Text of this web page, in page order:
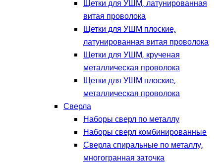
Щетки для УШМ, латунированная
витая проволока
Щетки для УШМ плоские,
латунированная витая проволока
Щетки для УШМ, крученая
металлическая проволока
Щетки для УШМ плоские,
металлическая проволока
Сверла
Наборы сверл по металлу
Наборы сверл комбинированные
Сверла спиральные по металлу,
многогранная заточка